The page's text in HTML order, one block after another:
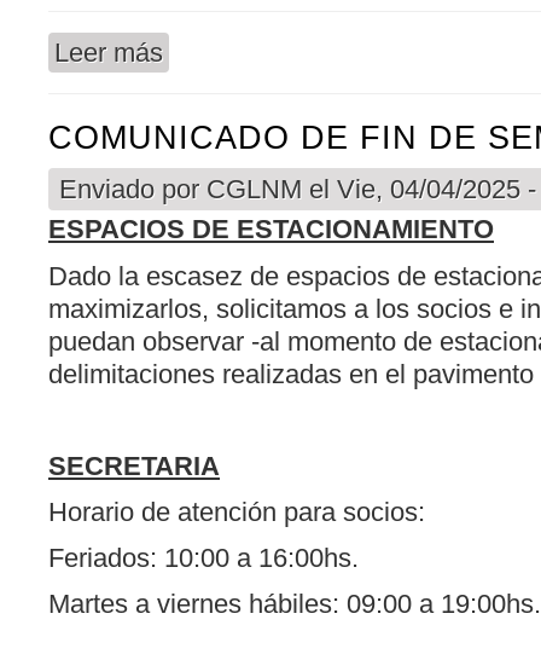
Leer más
COMUNICADO DE FIN DE
Enviado por CGLNM el Vie, 04/04/2025
ESPACIOS DE ESTACIONAMIENTO
Dado la escasez de espacios de
maximizarlos, solicitamos a los socios e
puedan observar -al momento de
delimitaciones realizadas en el
SECRETARIA
Horario de atención para socios:
Feriados: 10:00 a 16:00hs.
Martes a viernes hábiles: 09:00 a 19:00hs.